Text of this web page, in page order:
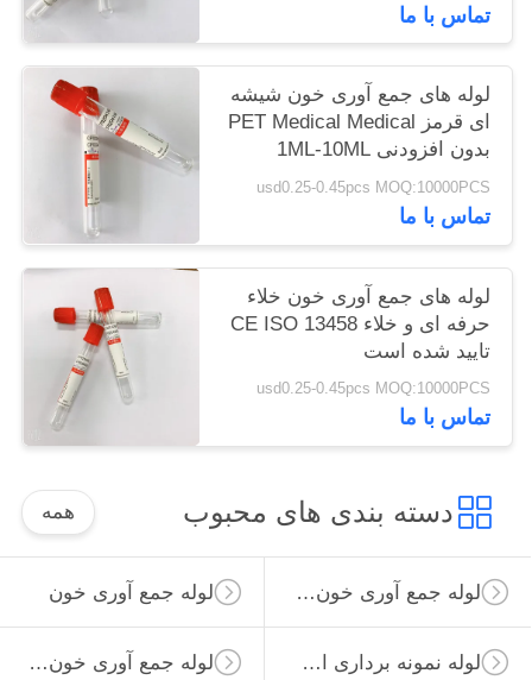
تماس با ما
لوله های جمع آوری خون شیشه
ای قرمز PET Medical Medical
بدون افزودنی 1ML-10ML
usd0.25-0.45pcs MOQ:10000PCS
تماس با ما
لوله های جمع آوری خون خلاء
حرفه ای و خلاء CE ISO 13458
تایید شده است
usd0.25-0.45pcs MOQ:10000PCS
تماس با ما
دسته بندی های محبوب همه
لوله جمع آوری خون لوله جمع آوری خون خلاء
لوله جمع آوری خون غیر خلاء لوله نمونه برداری از ویروس